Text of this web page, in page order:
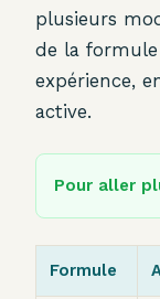
plusieurs
de la
expérience,
active.
Pour aller
Formule